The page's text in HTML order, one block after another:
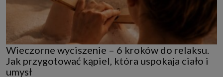
Wieczorne wyciszenie – 6 kroków do relaksu.
Jak przygotować kąpiel, która uspokaja ciało i
umysł